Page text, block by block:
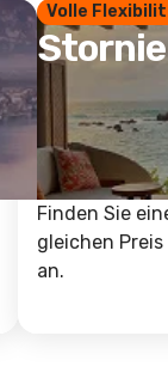
Volle
Finden Sie
gleichen
an.